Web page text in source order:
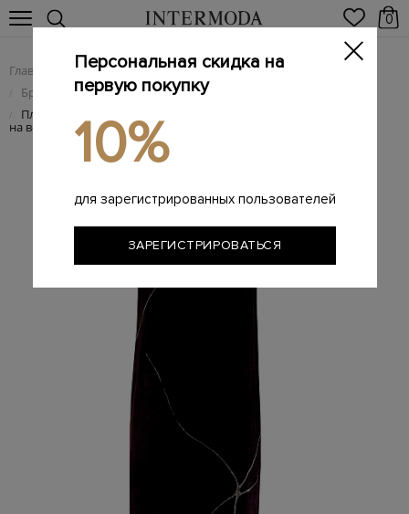
0
Главная Женщинам / Женская одежда
/ Брендовые женские платья
/ Платье из велюра с металлизированным узором и завязками
на вороте
Персональная скидка на
первую покупку
10%
для зарегистрированных пользователей
ЗАРЕГИСТРИРОВАТЬСЯ